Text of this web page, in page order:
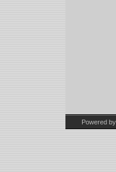
Powered by